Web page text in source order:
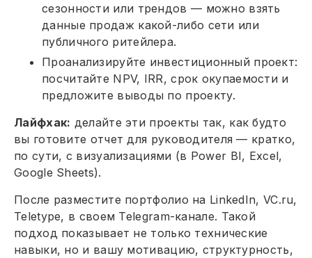
сезонности или трендов — можно взять
данные продаж какой-либо сети или
публичного ритейлера.
Проанализируйте инвестиционный проект:
посчитайте NPV, IRR, срок окупаемости и
предложите выводы по проекту.
Лайфхак: делайте эти проекты так, как будто
вы готовите отчет для руководителя — кратко,
по сути, с визуализациями (в Power BI, Excel,
Google Sheets).
После разместите портфолио на LinkedIn, VC.ru,
Teletype, в своем Telegram-канале. Такой
подход показывает не только технические
навыки, но и вашу мотивацию, структурность,